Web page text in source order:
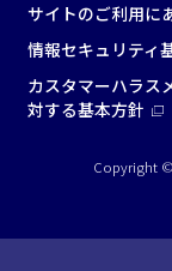
サイトのご利用に
情報セキュリティ
カスタマーハラス
対する基本方針
Copyright ©
4t車以上荷
時間貸し駐
用途で選ぶ
パーティ・
試験